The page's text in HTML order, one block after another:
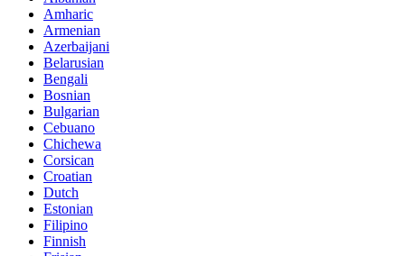
Amharic
Armenian
Azerbaijani
Belarusian
Bengali
Bosnian
Bulgarian
Cebuano
Chichewa
Corsican
Croatian
Dutch
Estonian
Filipino
Finnish